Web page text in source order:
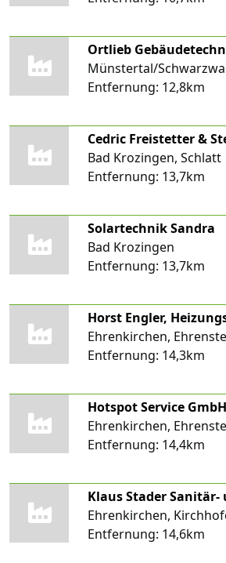
Ortlieb
Entfernung: 12,8km
Bad Krozingen, Schlatt
Entfernung: 13,7km
Solartechnik Sandra
Bad Krozingen
Entfernung: 13,7km
Ehrenkirchen,
Entfernung: 14,3km
Hotspot Service GmbH
Ehrenkirchen,
Entfernung: 14,4km
Ehrenkirchen,
Entfernung: 14,6km